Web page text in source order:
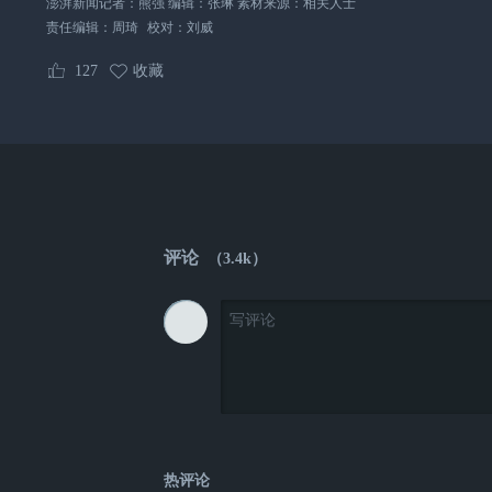
澎湃新闻记者：熊强 编辑：张琳 素材来源：相关人士
责任编辑： 周琦 校对： 刘威
127 收藏
评论 （3.4k）
热评论